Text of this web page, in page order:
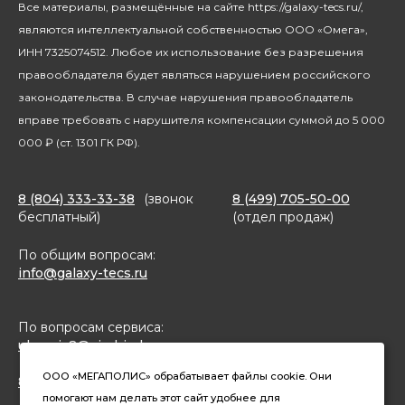
Посуда
Благотворительность
Все материалы, размещённые на сайте https://galaxy-tecs.ru/,
являются интеллектуальной собственностью ООО «Омега»,
ИНН 7325074512. Любое их использование без разрешения
правообладателя будет являться нарушением российского
законодательства. В случае нарушения правообладатель
вправе требовать с нарушителя компенсации суммой до 5 000
000 ₽ (ст. 1301 ГК РФ).
8 (804) 333-33-38
(звонок
бесплатный)
8 (499) 705-50-00
(отдел продаж)
По общим вопросам:
info@galaxy-tecs.ru
По вопросам сервиса:
ulservis2@simbirsk-crown.ru
8(962)633-02-15 (чат в MAX)
ООО «МЕГАПОЛИС» обрабатывает файлы cookie. Они
помогают нам делать этот сайт удобнее для